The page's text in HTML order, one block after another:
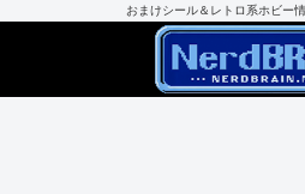
おまけシール＆レトロ系ホビー